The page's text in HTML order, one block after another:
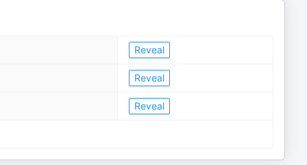
Reveal
Reveal
Reveal